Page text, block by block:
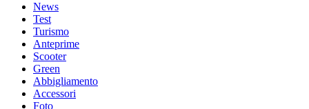
News
Test
Turismo
Anteprime
Scooter
Green
Abbigliamento
Accessori
Foto